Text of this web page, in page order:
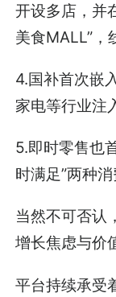
开设多店，并
美食MALL”，
4.国补首次嵌
家电等行业注
5.即时零售也
时满足”两种消
当然不可否认
增长焦虑与价
平台持续承受